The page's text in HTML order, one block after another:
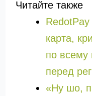
Читайте также
карта,
по всему
перед
«Ну шо,